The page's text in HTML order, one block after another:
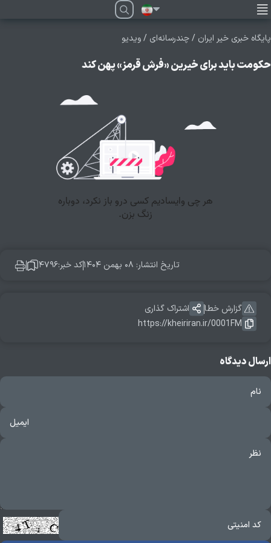
فارسی
پایگاه خبری خیر ایران /چندرسانه‌ای /ویدیو
حکومت باید برای خیرین «فرش قرمز» پهن کند
تاریخ انتشار: ۰۸ بهمن ۱۴۰۴ کد خبر:۴۷۹۶
https://kheiriran.ir/0001FM
گزارش خطا اشتراک گذاری
ارسال دیدگاه